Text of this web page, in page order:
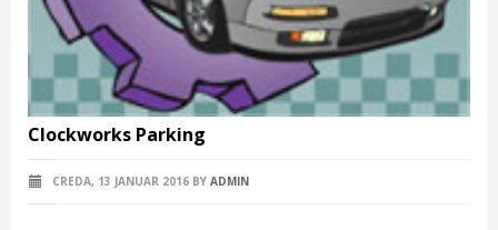
Clockworks Parking
CREDA, 13 JANUAR 2016 BY ADMIN